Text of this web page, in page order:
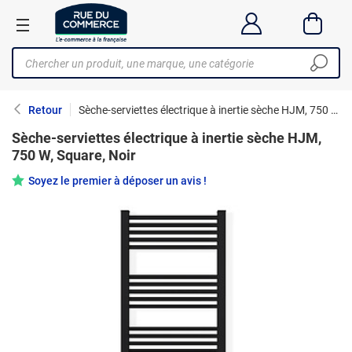
Retour Sèche-serviettes électrique à inertie sèche HJM, 750 W, Square, Noir
Sèche-serviettes électrique à inertie sèche HJM,
750 W, Square, Noir
Soyez le premier à déposer un avis !